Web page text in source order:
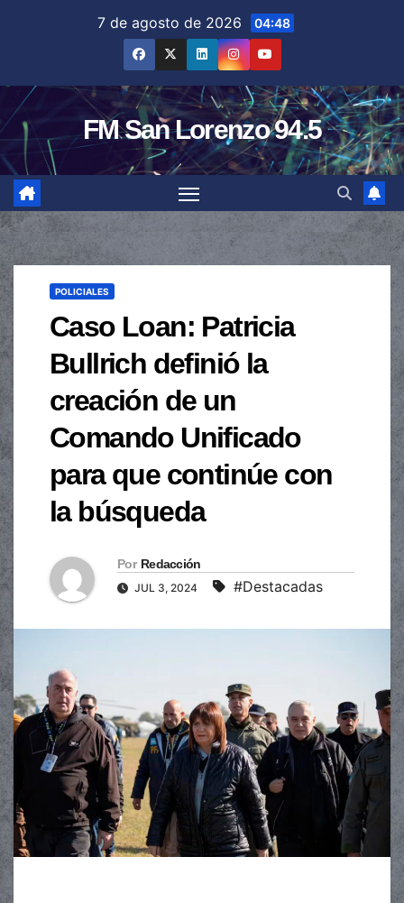
7 de agosto de 2026 04:48
FM San Lorenzo 94.5
POLICIALES
Caso Loan: Patricia
Bullrich definió la
creación de un
Comando Unificado
para que continúe con
la búsqueda
Por Redacción
JUL 3, 2024 #Destacadas